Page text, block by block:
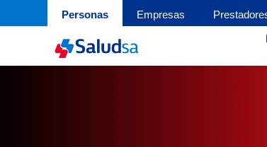
Personas Empresas